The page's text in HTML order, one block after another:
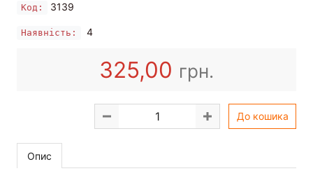
Код: 3139
Наявність: 4
325,00 грн.
До кошика
Опис